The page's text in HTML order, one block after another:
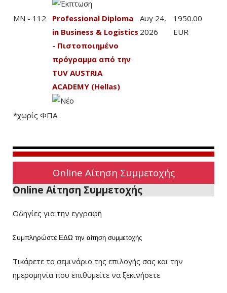
MN - 112
Professional Diploma
in Business & Logistics
- Πιστοποιημένο
πρόγραμμα από την
TUV AUSTRIA
ACADEMY (Hellas)
Αυγ 24,
2026
1950.00
EUR
*χωρίς ΦΠΑ
Online Αίτηση Συμμετοχής
Online Αίτηση Συμμετοχής
Οδηγίες για την εγγραφή
Συμπληρώστε ΕΔΩ την αίτηση συμμετοχής
Τικάρετε το σεμινάριο της επιλογής σας και την
ημερομηνία που επιθυμείτε να ξεκινήσετε